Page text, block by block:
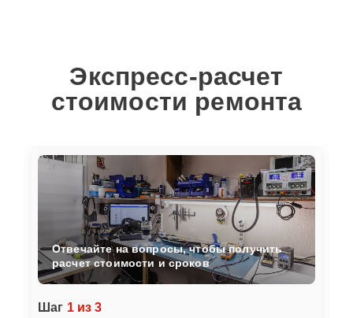
Экспресс-расчет
стоимости ремонта
Шаг 1 из 3
Отвечайте на вопросы, чтобы получить
расчет стоимости и сроков